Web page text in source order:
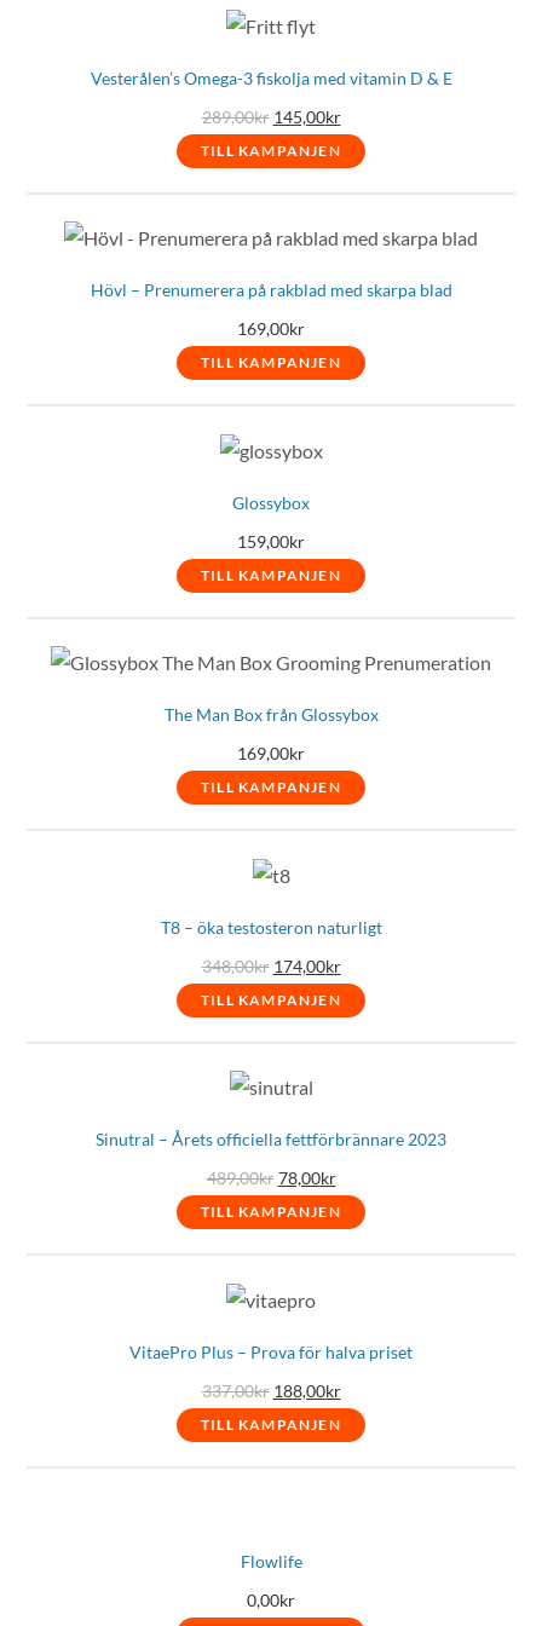
Vesterålen’s Omega-3 fiskolja med vitamin D & E
289,00kr Det
ursprungliga
priset
var:
145,00krDet
nuvarande
priset
är:
TILL KAMPANJEN
Hövl – Prenumerera på rakblad med skarpa blad
169,00kr
TILL KAMPANJEN
Glossybox
159,00kr
TILL KAMPANJEN
The Man Box från Glossybox
169,00kr
TILL KAMPANJEN
T8 – öka testosteron naturligt
348,00kr Det
ursprungliga
priset
var:
174,00krDet
nuvarande
priset
är:
TILL KAMPANJEN
Sinutral – Årets officiella fettförbrännare 2023
489,00kr Det
ursprungliga
priset
var:
78,00krDet
nuvarande
priset
är:
TILL KAMPANJEN
VitaePro Plus – Prova för halva priset
337,00kr Det
ursprungliga
priset
var:
188,00krDet
nuvarande
priset
är:
TILL KAMPANJEN
Flowlife
0,00kr